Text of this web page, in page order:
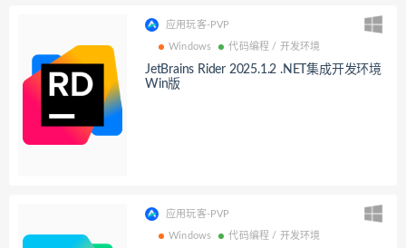
应用玩客-PVP
Windows 代码编程 / 开发环境
JetBrains Rider 2025.1.2 .NET集成开发环境
Win版
应用玩客-PVP
Windows 代码编程 / 开发环境